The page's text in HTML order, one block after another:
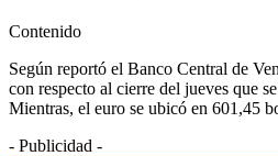
Contenido
Según reportó el Banco Central de
con respecto al cierre del jueves que
Mientras, el euro se ubicó en 601,45
- Publicidad -